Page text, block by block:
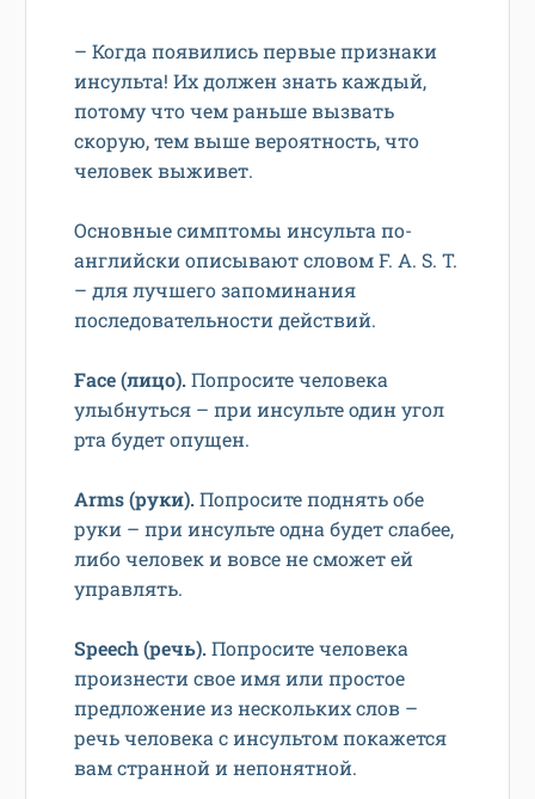
– Когда появились первые признаки
инсульта! Их должен знать каждый,
потому что чем раньше вызвать
скорую, тем выше вероятность, что
человек выживет.
Основные симптомы инсульта по-
английски описывают словом F. A. S. T.
– для лучшего запоминания
последовательности действий.
Face (лицо).Попросите человека
улыбнуться – при инсульте один угол
рта будет опущен.
Аrms (руки).Попросите поднять обе
руки – при инсульте одна будет слабее,
либо человек и вовсе не сможет ей
управлять.
Speech (речь).Попросите человека
произнести свое имя или простое
предложение из нескольких слов –
речь человека с инсультом покажется
вам странной и непонятной.